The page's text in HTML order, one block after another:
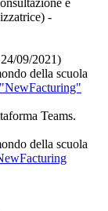
e
-
09/2021)
della scuola
Teams.
della scuola